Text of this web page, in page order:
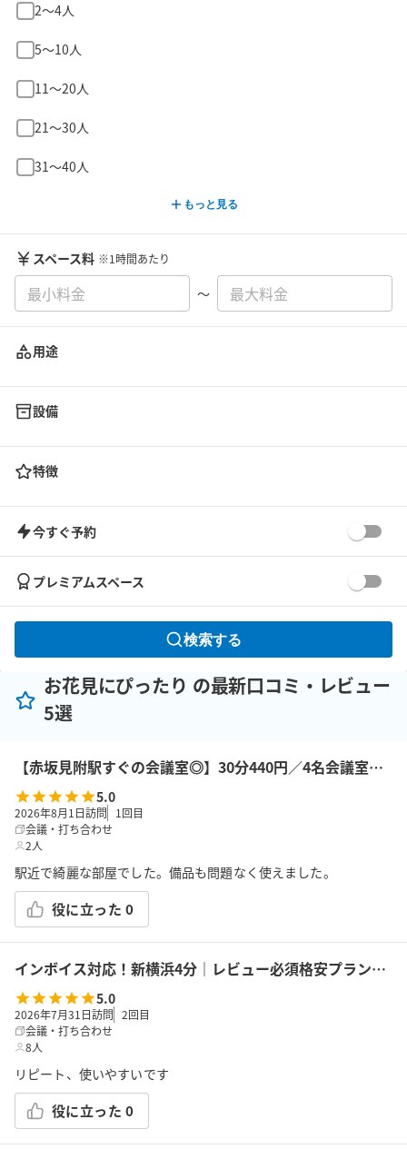
2〜4人
5〜10人
11〜20人
21〜30人
31〜40人
もっと見る
スペース料 ※1時間あたり
〜
用途
設備
特徴
今すぐ予約
プレミアムスペース
検索する
お花見にぴったり の最新口コミ・レビュー
5選
【赤坂見附駅すぐの会議室◎】30分440円／4名会議室＜RoomB＞ モニター有 ※予約時間前は入室不可
5.0
2026年8月1日訪問 1 回目
会議・打ち合わせ
2人
駅近で綺麗な部屋でした。備品も問題なく使えました。
役に立った 0
インボイス対応！新横浜4分｜レビュー必須格安プラン｜14席｜土足OK｜Wi-Fi｜43型モニター｜ボドゲ｜面接・勉強｜トイレは女性に嬉しいお部屋外男女別
5.0
2026年7月31日訪問 2回目
会議・打ち合わせ
8人
リピート、使いやすいです
役に立った 0